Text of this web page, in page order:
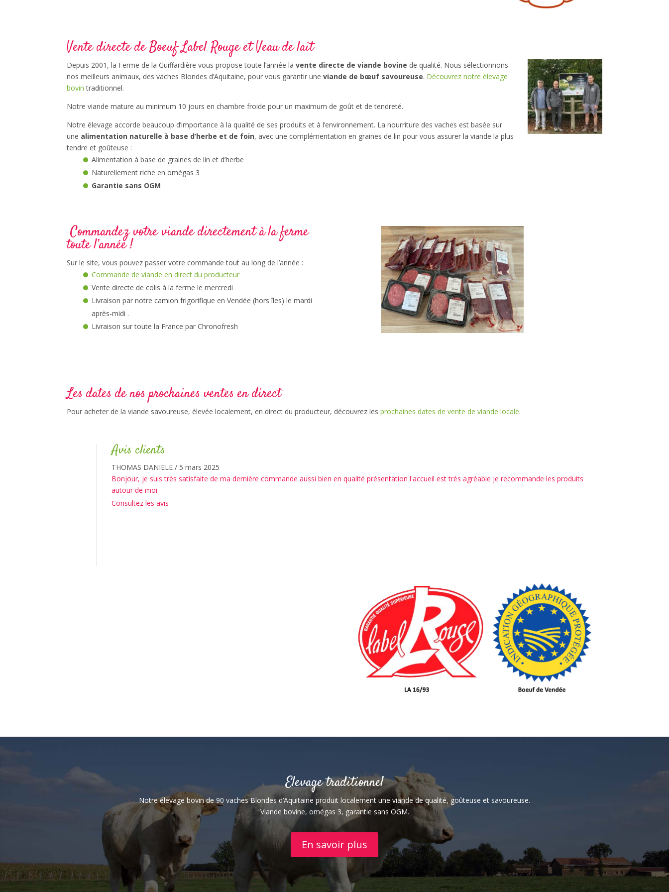
Vente directe de Boeuf Label Rouge et Veau de lait
Depuis 2001, la Ferme de la Guiffardière vous propose toute l’année la vente directe de viande bovine de qualité. Nous sélectionnons
nos meilleurs animaux, des vaches Blondes d’Aquitaine, pour vous garantir une viande de bœuf savoureuse. Découvrez notre élevage
bovin traditionnel.
Notre viande mature au minimum 10 jours en chambre froide pour un maximum de goût et de tendreté.
Notre élevage accorde beaucoup d’importance à la qualité de ses produits et à l’environnement. La nourriture des vaches est basée sur
une alimentation naturelle à base d’herbe et de foin, avec une complémentation en graines de lin pour vous assurer la viande la plus
tendre et goûteuse :
Alimentation à base de graines de lin et d’herbe
Naturellement riche en omégas 3
Garantie sans OGM
Commandez votre viande directement à la ferme
toute l’année !
Sur le site, vous pouvez passer votre commande tout au long de l’année :
Commande de viande en direct du producteur
Vente directe de colis à la ferme le mercredi
Livraison par notre camion frigorifique en Vendée (hors îles) le mardi
après-midi .
Livraison sur toute la France par Chronofresh
Les dates de nos prochaines ventes en direct
Pour acheter de la viande savoureuse, élevée localement, en direct du producteur, découvrez les prochaines dates de vente de viande locale.
Avis clients
Philippe D /26 février 2025
Produits toujours de qualité au fil des années. Viandes savoureuses, goûteuses et d'une grande tendresse, avec une production locale et saine.
Consultez les avis
Elevage traditionnel
Notre élevage bovin de 90 vaches Blondes d’Aquitaine produit localement une viande de qualité, goûteuse et savoureuse.
Viande bovine, omégas 3, garantie sans OGM.
En savoir plus